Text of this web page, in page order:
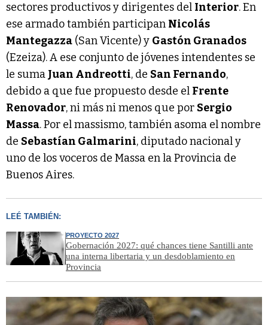
sectores productivos y dirigentes del Interior. En
ese armado también participan Nicolás
Mantegazza (San Vicente) y Gastón Granados
(Ezeiza). A ese conjunto de jóvenes intendentes se
le suma Juan Andreotti, de San Fernando,
debido a que fue propuesto desde el Frente
Renovador, ni más ni menos que por Sergio
Massa. Por el massismo, también asoma el nombre
de Sebastían Galmarini, diputado nacional y
uno de los voceros de Massa en la Provincia de
Buenos Aires.
LEÉ TAMBIÉN:
PROYECTO 2027
Gobernación 2027: qué chances tiene Santilli ante
una interna libertaria y un desdoblamiento en
Provincia